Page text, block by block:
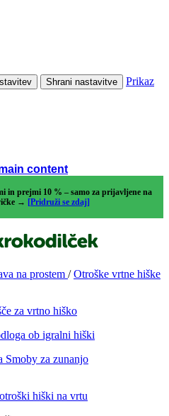
Shrani nastavitve
Prikaz
content
in prejmi 10 % – samo za prijavljene na
→ [Pridruži se zdaj]
na prostem / Otroške vrtne hiške